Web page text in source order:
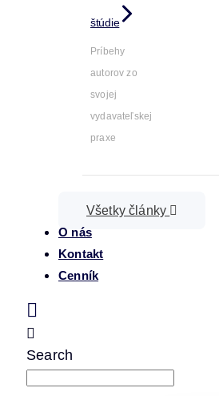
štúdie
Príbehy
autorov zo
svojej
vydavateľskej
praxe
Všetky články
O nás
Kontakt
Cenník
Search